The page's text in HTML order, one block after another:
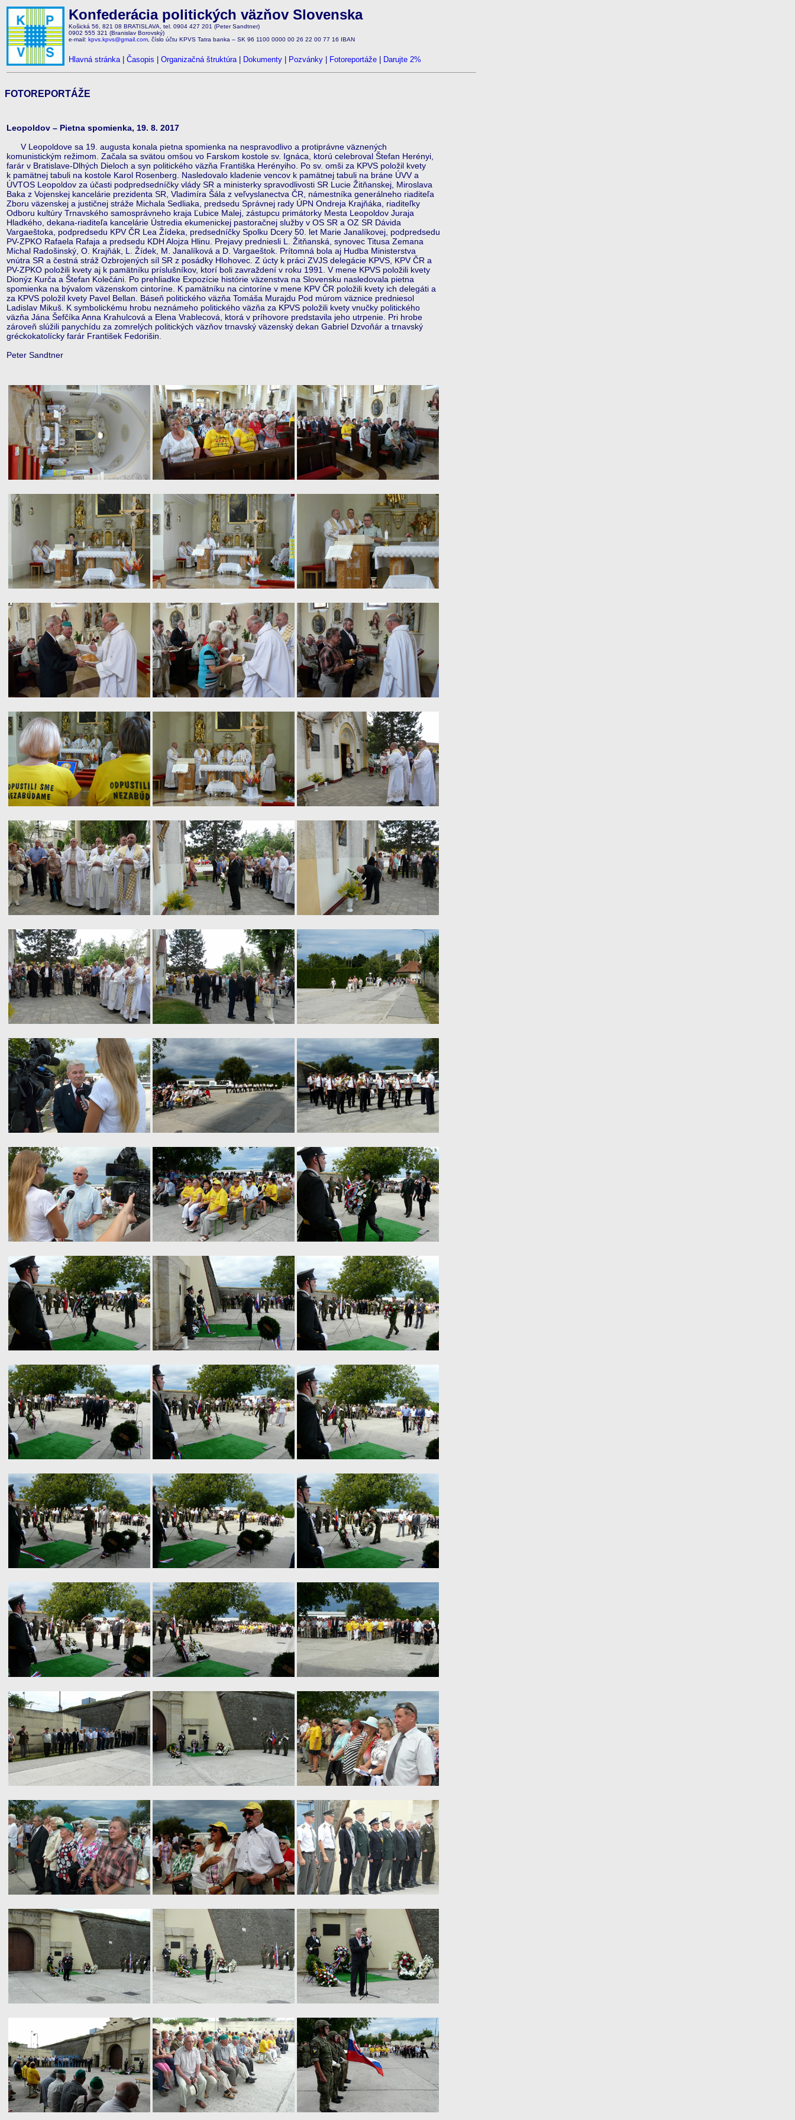
Konfederácia politických väzňov Slovenska
Košická 56, 821 08 BRATISLAVA, tel. 0904 427 201 (Peter Sandtner)
0902 555 321 (Branislav Borovský)
e-mail: kpvs.kpvs@gmail.com , číslo účtu KPVS Tatra banka – SK 96 1100 0000 00 26 22 00 77 16 IBAN
Hlavná stránka| Časopis Organizačná štruktúra| Dokumenty Pozvánky Fotoreportáže Darujte 2%
FOTOREPORTÁŽE
Leopoldov – Pietna spomienka, 19. 8. 2017
V Leopoldove sa 19. augusta konala pietna spomienka na nespravodlivo a protiprávne väznených
komunistickým režimom. Začala sa svätou omšou vo Farskom kostole sv. Ignáca, ktorú celebroval Štefan Herényi,
farár v Bratislave-Dlhých Dieloch a syn politického väzňa Františka Herényiho. Po sv. omši za KPVS položil kvety
k pamätnej tabuli na kostole Karol Rosenberg. Nasledovalo kladenie vencov k pamätnej tabuli na bráne ÚVV a
ÚVTOS Leopoldov za účasti podpredsedníčky vlády SR a ministerky spravodlivosti SR Lucie Žitňanskej, Miroslava
Baka z Vojenskej kancelárie prezidenta SR, Vladimíra Šála z veľvyslanectva ČR, námestníka generálneho riaditeľa
Zboru väzenskej a justičnej stráže Michala Sedliaka, predsedu Správnej rady ÚPN Ondreja Krajňáka, riaditeľky
Odboru kultúry Trnavského samosprávneho kraja Ľubice Malej, zástupcu primátorky Mesta Leopoldov Juraja
Hladkého, dekana-riaditeľa kancelárie Ústredia ekumenickej pastoračnej služby v OS SR a OZ SR Dávida
Vargaeštoka, podpredsedu KPV ČR Lea Žídeka, predsedníčky Spolku Dcery 50. let Marie Janalíkovej, podpredsedu
PV-ZPKO Rafaela Rafaja a predsedu KDH Alojza Hlinu. Prejavy predniesli L. Žitňanská, synovec Titusa Zemana
Michal Radošinský, O. Krajňák, L. Žídek, M. Janalíková a D. Vargaeštok. Prítomná bola aj Hudba Ministerstva
vnútra SR a čestná stráž Ozbrojených síl SR z posádky Hlohovec. Z úcty k práci ZVJS delegácie KPVS, KPV ČR a
PV-ZPKO položili kvety aj k pamätníku príslušníkov, ktorí boli zavraždení v roku 1991. V mene KPVS položili kvety
Dionýz Kurča a Štefan Kolečáni. Po prehliadke Expozície histórie väzenstva na Slovensku nasledovala pietna
spomienka na bývalom väzenskom cintoríne. K pamätníku na cintoríne v mene KPV ČR položili kvety ich delegáti a
za KPVS položil kvety Pavel Bellan. Báseň politického väzňa Tomáša Murajdu Pod múrom väznice predniesol
Ladislav Mikuš. K symbolickému hrobu neznámeho politického väzňa za KPVS položili kvety vnučky politického
väzňa Jána Šefčíka Anna Krahulcová a Elena Vrablecová, ktorá v príhovore predstavila jeho utrpenie. Pri hrobe
zároveň slúžili panychídu za zomrelých politických väzňov trnavský väzenský dekan Gabriel Dzvoňár a trnavský
gréckokatolícky farár František Fedorišin.
Peter Sandtner